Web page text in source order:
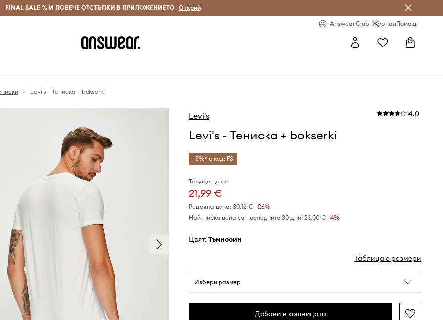
и връщане за поръчки над 70 EUR Доставка 1-5 дни
FINAL SALE % И ПОВЕЧЕ ОТСТЪПКИ В ПРИЛОЖЕНИЕТО | Открий
Answear Club ЖурналПомощ
Levi's - Тениска + bokserki
Levi's 4.0
Levi's - Тениска + bokserki
-5%* с код: FS
Текуща цена:
21,99 €
Редовна цена: 30,12 € -26%
Най-ниска цена за последните 30 дни: 23,00 € -4%
Цвят: тъмносин
Таблица с размери
Избери размер
Добави в кошницата